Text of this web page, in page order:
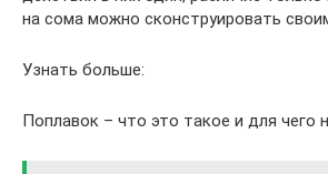
на сома можно сконструировать
Узнать больше:
Поплавок – что это такое и для чего